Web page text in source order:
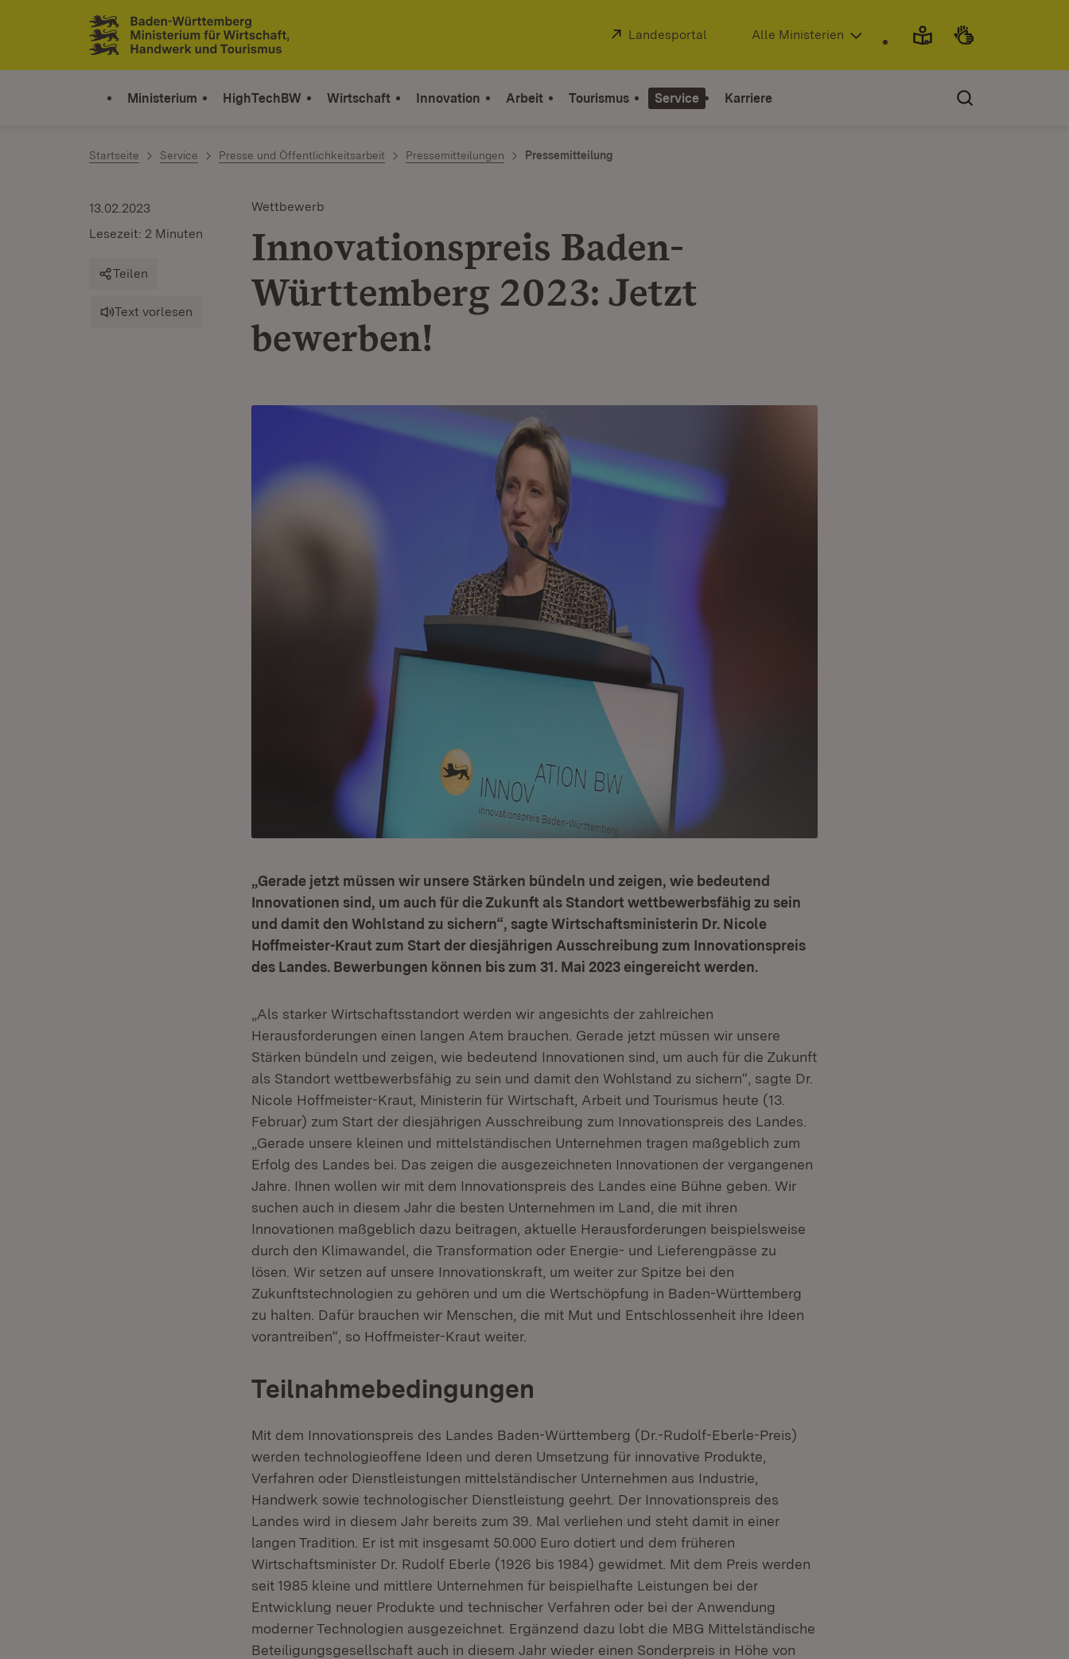
Zum Inhalt springen
Link zur Startseite
Extern:
Landesportal (Öffnet in neuem Fenster)
Alle Ministerien
Ministerium HighTechBW Wirtschaft Innovation Arbeit Tourismus Service Karriere
Startseite Service Presse und Öffentlichkeitsarbeit Pressemitteilungen Pressemitteilung
Wettbewerb
Innovationspreis Baden-
Württemberg 2023: Jetzt
bewerben!
13.02.2023
Lesezeit: 2 Minuten
Teilen
Text vorlesen
„Gerade jetzt müssen wir unsere Stärken bündeln und zeigen, wie bedeutend
Innovationen sind, um auch für die Zukunft als Standort wettbewerbsfähig zu sein
und damit den Wohlstand zu sichern“, sagte Wirtschaftsministerin Dr. Nicole
Hoffmeister-Kraut zum Start der diesjährigen Ausschreibung zum Innovationspreis
des Landes. Bewerbungen können bis zum 31. Mai 2023 eingereicht werden.
„Als starker Wirtschaftsstandort werden wir angesichts der zahlreichen
Herausforderungen einen langen Atem brauchen. Gerade jetzt müssen wir unsere
Stärken bündeln und zeigen, wie bedeutend Innovationen sind, um auch für die Zukunft
als Standort wettbewerbsfähig zu sein und damit den Wohlstand zu sichern“, sagte Dr.
Nicole Hoffmeister-Kraut, Ministerin für Wirtschaft, Arbeit und Tourismus heute (13.
Februar) zum Start der diesjährigen Ausschreibung zum Innovationspreis des Landes.
„Gerade unsere kleinen und mittelständischen Unternehmen tragen maßgeblich zum
Erfolg des Landes bei. Das zeigen die ausgezeichneten Innovationen der vergangenen
Jahre. Ihnen wollen wir mit dem Innovationspreis des Landes eine Bühne geben. Wir
suchen auch in diesem Jahr die besten Unternehmen im Land, die mit ihren
Innovationen maßgeblich dazu beitragen, aktuelle Herausforderungen beispielsweise
durch den Klimawandel, die Transformation oder Energie- und Lieferengpässe zu
lösen. Wir setzen auf unsere Innovationskraft, um weiter zur Spitze bei den
Zukunftstechnologien zu gehören und um die Wertschöpfung in Baden-Württemberg
zu halten. Dafür brauchen wir Menschen, die mit Mut und Entschlossenheit ihre Ideen
vorantreiben“, so Hoffmeister-Kraut weiter.
Teilnahmebedingungen
Mit dem Innovationspreis des Landes Baden-Württemberg (Dr.-Rudolf-Eberle-Preis)
werden technologieoffene Ideen und deren Umsetzung für innovative Produkte,
Verfahren oder Dienstleistungen mittelständischer Unternehmen aus Industrie,
Handwerk sowie technologischer Dienstleistung geehrt. Der Innovationspreis des
Landes wird in diesem Jahr bereits zum 39. Mal verliehen und steht damit in einer
langen Tradition. Er ist mit insgesamt 50.000 Euro dotiert und dem früheren
Wirtschaftsminister Dr. Rudolf Eberle (1926 bis 1984) gewidmet. Mit dem Preis werden
seit 1985 kleine und mittlere Unternehmen für beispielhafte Leistungen bei der
Entwicklung neuer Produkte und technischer Verfahren oder bei der Anwendung
moderner Technologien ausgezeichnet. Ergänzend dazu lobt die MBG Mittelständische
Beteiligungsgesellschaft auch in diesem Jahr wieder einen Sonderpreis in Höhe von